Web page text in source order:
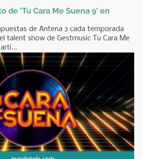
de 'Tu Cara Me Suena 9' en
de Antena 3 cada temporada
talent show de Gestmusic Tu Cara Me